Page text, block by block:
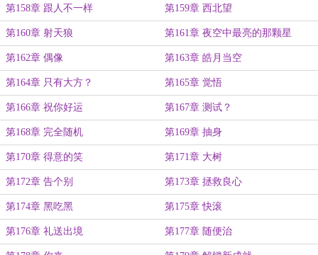
第158章 跟人不一样 第159章 西北望
第160章 射天狼 第161章 夜空中最亮的那颗星
第162章 偶像 第163章 皓月当空
第164章 只有大方？ 第165章 觉悟
第166章 祝你好运 第167章 测试？
第168章 完全随机 第169章 抽身
第170章 得意的笑 第171章 大树
第172章 告个别 第173章 拯救良心
第174章 黑吃黑 第175章 快滚
第176章 礼送出境 第177章 随便治